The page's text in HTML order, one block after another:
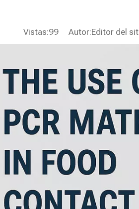
Vistas:99 Autor:Editor del